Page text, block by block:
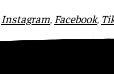
Instagram, Facebook,